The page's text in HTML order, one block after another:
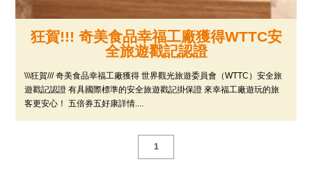
狂賀!!! 奇美食品幸福工廠獲得WTTC安
全旅遊戳記認證
\\\狂賀/// 奇美食品幸福工廠獲得 世界觀光旅遊委員會（WTTC）安全旅
遊戳記認證 有具國際標準的安全旅遊戳記掛保證 來幸福工廠遊玩的旅
客更安心！ 五倍券五好康詳情....
1